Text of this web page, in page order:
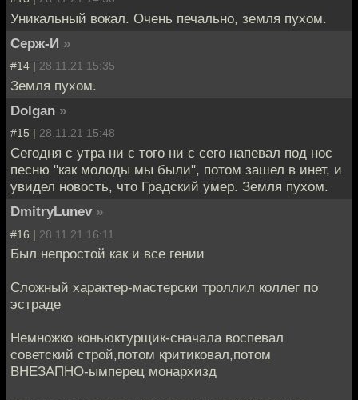
Уникальный вокал. Очень печально, земля пухом.
Серж-И »
#14 | 28.11.21 15:35
Земля пухом.
Dolgan »
#15 | 28.11.21 15:48
Сегодня с утра ни с того ни с сего напевал под нос
песню "как молоды мы были", потом зашел в инет, и
увидел новость, что Градский умер. Земля пухом.
DmitryLunev »
#16 | 28.11.21 16:11
Был непростой как и все гении
Сложный характер-мастерски троллил коллег по
эстраде
Немножко коньюктурщик-сначала воспевал
советский строй,потом критиковал,потом
ВНЕЗАПНО-ымперец монархизд